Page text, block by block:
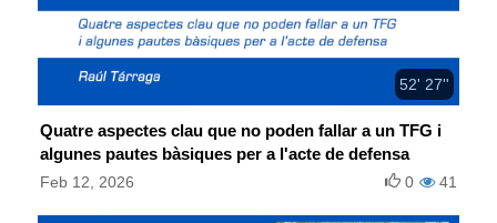
52' 27''
Quatre aspectes clau que no poden fallar a un TFG i
algunes pautes bàsiques per a l'acte de defensa
Feb 12, 2026 41
0